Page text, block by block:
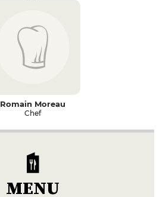
Romain Moreau
Chef
MENU